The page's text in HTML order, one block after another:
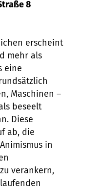
8
erscheint
mehr als
eine
Maschinen –
beseelt
Diese
ab, die
in
verankern,